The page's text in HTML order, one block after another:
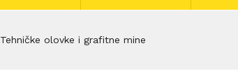
Tehničke olovke i grafitne mine